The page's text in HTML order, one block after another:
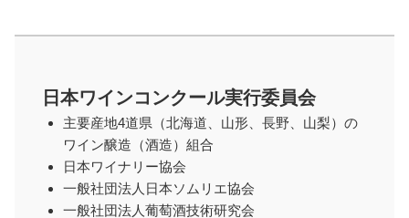
日本ワインコンクール実行委員会
主要産地4道県（北海道、山形、長野、山梨）の
ワイン醸造（酒造）組合
日本ワイナリー協会
一般社団法人日本ソムリエ協会
一般社団法人葡萄酒技術研究会